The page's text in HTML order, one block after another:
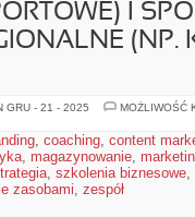
I
GRU - 21 - 2025
MOŻLIWOŚĆ
, coaching, content
, magazynowanie,
, szkolenia biznesowe,
zasobami, zespół